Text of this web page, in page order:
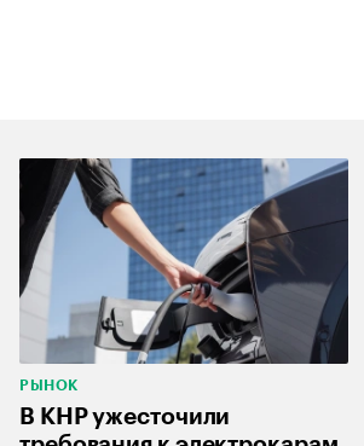
РЫНОК
В КНР ужесточили